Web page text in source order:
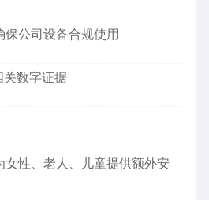
保公司设备合规使用
关数字证据
女性、老人、儿童提供额外安